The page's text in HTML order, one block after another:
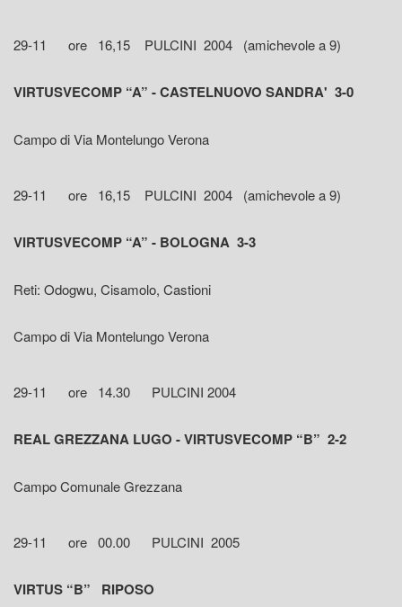
29-11 ore 16,15 PULCINI 2004 (amichevole a 9)
VIRTUSVECOMP “A” - CASTELNUOVO SANDRA' 3-0
Campo di Via Montelungo Verona
29-11 ore 16,15 PULCINI 2004 (amichevole a 9)
VIRTUSVECOMP “A” - BOLOGNA 3-3
Reti: Odogwu, Cisamolo, Castioni
Campo di Via Montelungo Verona
29-11 ore 14.30 PULCINI 2004
REAL GREZZANA LUGO - VIRTUSVECOMP “B” 2-2
Campo Comunale Grezzana
29-11 ore 00.00 PULCINI 2005
VIRTUS “B” RIPOSO